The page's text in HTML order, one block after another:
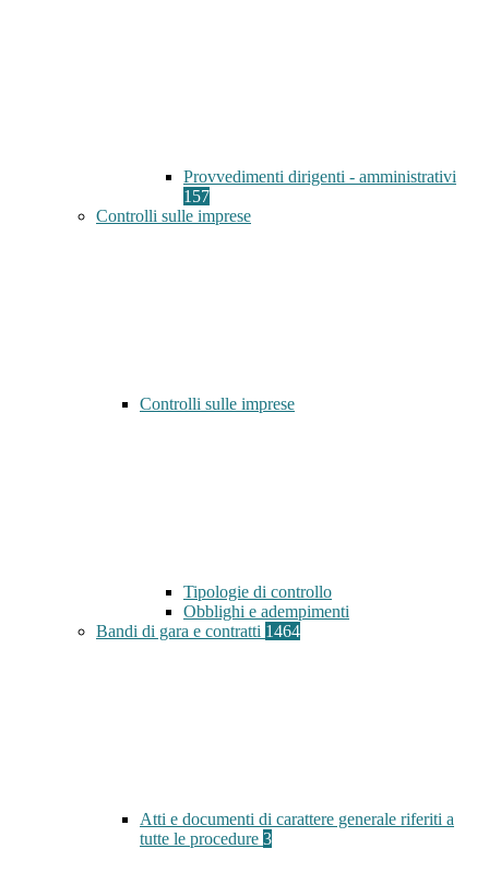
Provvedimenti dirigenti - amministrativi
157
Controlli sulle imprese
Controlli sulle imprese
Tipologie di controllo
Obblighi e adempimenti
Bandi di gara e contratti 1464
Atti e documenti di carattere generale riferiti a
tutte le procedure 3